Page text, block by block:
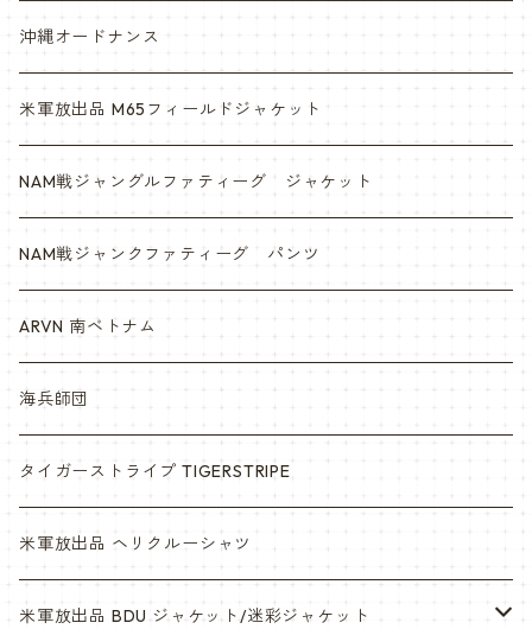
沖縄オードナンス
米軍放出品 M65フィールドジャケット
NAM戦ジャングルファティーグ ジャケット
NAM戦ジャンクファティーグ パンツ
ARVN 南ベトナム
海兵師団
タイガーストライプ TIGERSTRIPE
米軍放出品 ヘリクルーシャツ
米軍放出品 BDU ジャケット/迷彩ジャケット